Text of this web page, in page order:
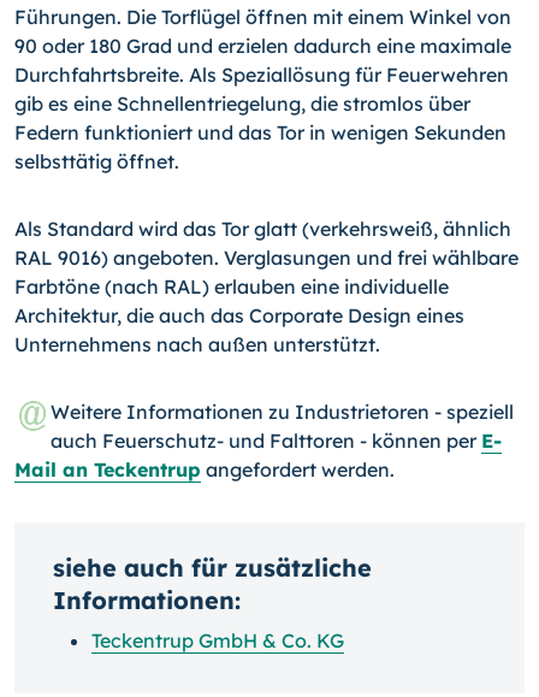
Führungen. Die Torflügel öffnen mit einem Winkel von
90 oder 180 Grad und erzielen dadurch eine maximale
Durchfahrtsbreite. Als Speziallösung für Feuerwehren
gib es eine Schnellentriegelung, die stromlos über
Federn funktioniert und das Tor in wenigen Sekunden
selbsttätig öffnet.
Als Standard wird das Tor glatt (verkehrsweiß, ähnlich
RAL 9016) angeboten. Vergla­sungen und frei wählbare
Farbtöne (nach RAL) erlauben eine individuelle
Architektur, die auch das Corporate Design eines
Unternehmens nach außen unterstützt.
Weitere Informationen zu Industrietoren - speziell
auch Feuerschutz- und Falt­toren - können per E-
Mail an Teckentrup angefordert werden.
siehe auch für zusätzliche
Informationen:
Teckentrup GmbH & Co. KG